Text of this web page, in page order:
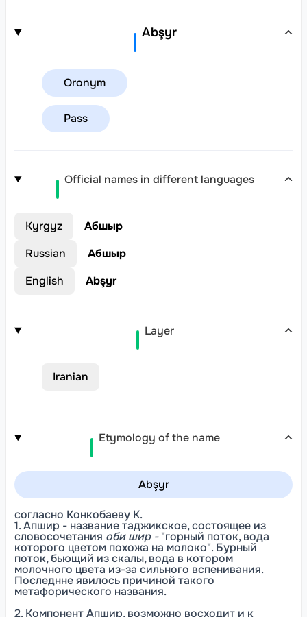
Abşyr
Oronym
Pass
Official names in different languages
Kyrgyz
Абшыр
Russian
Абшыр
English
Abşyr
Layer
Iranian
Etymology of the name
Abşyr
согласно Конкобаеву К.
1. Апшир - название таджикское, состоящее из
словосочетания оби шир -"горный поток, вода
которого цветом похожа на молоко". Бурный
поток, бьющий из скалы, вода в котором
молочного цвета из-за сильного вспенивания.
Последнне явилось причиной такого
метафорического названия.
2. Компонент Апшир, возможно восходит и к